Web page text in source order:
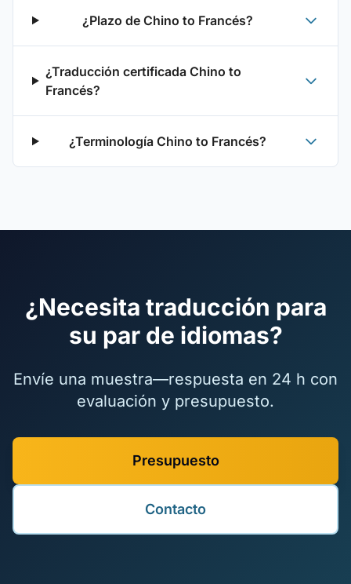
¿Plazo de Chino to Francés?
¿Traducción certificada Chino to
Francés?
¿Terminología Chino to Francés?
¿Necesita traducción para
su par de idiomas?
Envíe una muestra—respuesta en 24 h con
evaluación y presupuesto.
Presupuesto
Contacto